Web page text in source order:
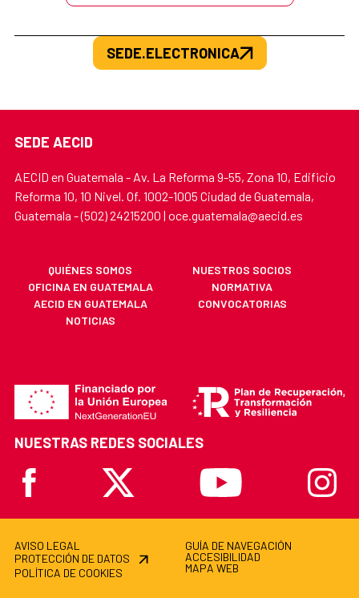
SEDE.ELECTRONICA
SEDE AECID
AECID en Guatemala - Av. La Reforma 9-55, Zona 10, Edificio
Reforma 10, 10 Nivel. Of. 1002-1005 Ciudad de Guatemala,
Guatemala - (502) 24215200 | oce.guatemala@aecid.es
QUIÉNES SOMOS
NUESTROS SOCIOS
OFICINA EN GUATEMALA
NORMATIVA
AECID EN GUATEMALA
CONVOCATORIAS
NOTICIAS
NUESTRAS REDES SOCIALES
Facebook
X Youtube
AVISO LEGAL
PROTECCIÓN DE DATOS
POLÍTICA DE COOKIES
GUÍA DE NAVEGACIÓN
ACCESIBILIDAD
MAPA WEB